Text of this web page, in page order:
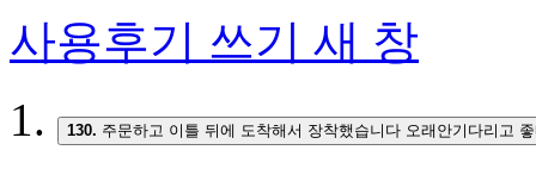
사용후기 쓰기 새 창
130. 주문하고 이틀 뒤에 도착해서 장착했습니다 오래안기다리고